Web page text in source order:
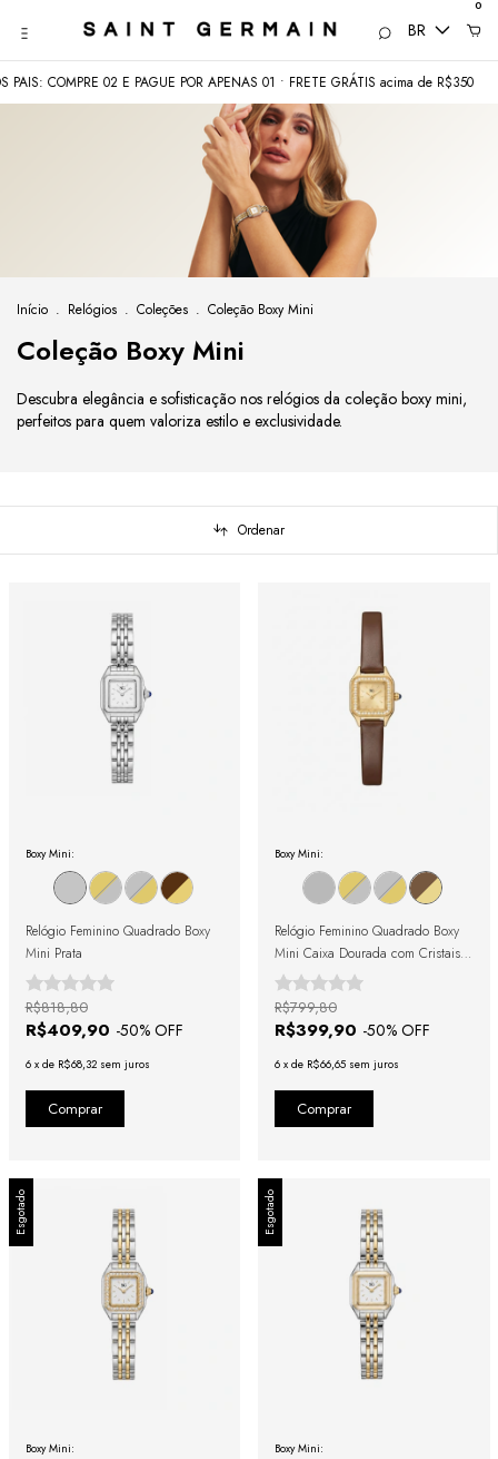
BR
0
COMPRE 02 E PAGUE POR APENAS 01 • FRETE GRÁTIS acima de R$350
Início . Relógios . Coleções . Coleção Boxy Mini
Coleção Boxy Mini
Descubra elegância e sofisticação nos relógios da coleção boxy mini,
perfeitos para quem valoriza estilo e exclusividade.
Ordenar
Boxy Mini:
Relógio Feminino Quadrado Boxy
Mini Prata
R$409,90 -50% OFF
R$818,80
6 x de R$68,32 sem juros
Boxy Mini:
Relógio Feminino Quadrado Boxy
Mini Caixa Dourada com Cristais
Cravejados com Fundo Dourado
Pulseira de Couro Marrom
R$399,90 -50% OFF
R$799,80
6 x de R$66,65 sem juros
Esgotado
Boxy Mini:
Esgotado
Boxy Mini: